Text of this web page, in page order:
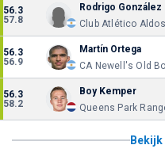
56.3
57.8
Rodrigo González
Club Atlético
56.3
56.9
Martín Ortega
CA Newell's Old
56.3
58.2
Boy Kemper
Queens Park
Bekijk